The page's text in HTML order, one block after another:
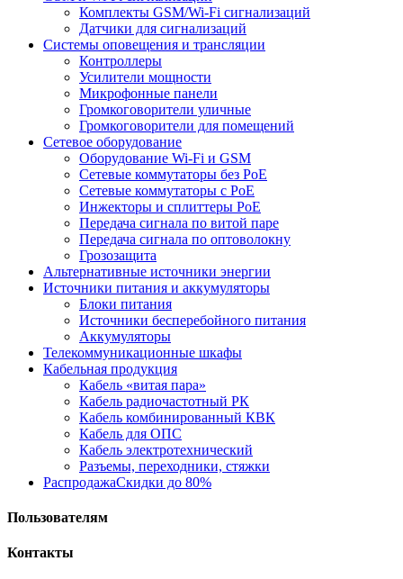
Комплекты GSM/Wi-Fi сигнализаций
Датчики для сигнализаций
Системы оповещения и трансляции
Контроллеры
Усилители мощности
Микрофонные панели
Громкоговорители уличные
Громкоговорители для помещений
Сетевое оборудование
Оборудование Wi-Fi и GSM
Сетевые коммутаторы без PoE
Сетевые коммутаторы с PoE
Инжекторы и сплиттеры PoE
Передача сигнала по витой паре
Передача сигнала по оптоволокну
Грозозащита
Альтернативные источники энергии
Источники питания и аккумуляторы
Блоки питания
Источники бесперебойного питания
Аккумуляторы
Телекоммуникационные шкафы
Кабельная продукция
Кабель «витая пара»
Кабель радиочастотный РК
Кабель комбинированный КВК
Кабель для ОПС
Кабель электротехнический
Разъемы, переходники, стяжки
РаспродажаСкидки до 80%
Пользователям
Контакты